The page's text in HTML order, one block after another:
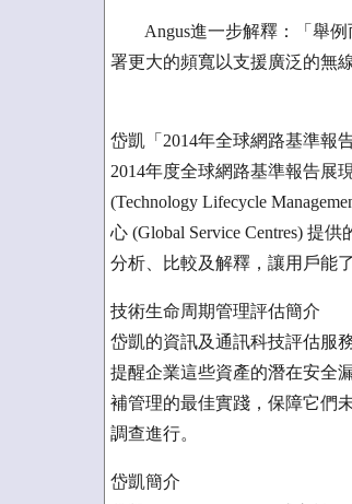
Angus進一步解釋：「舉例
署更大的頻寬以支援廣泛的無
岱凱「2014年全球網路基準報
2014年度全球網路基準報告展
(Technology Lifecycle
心 (Global Service Centres) 提
分析、比較及解釋，讓用戶能
技術生命周期管理評估簡介
岱凱的資訊及通訊科技評估服
提醒企業這些資產的潛在安全
補管理的最佳實踐，保障它們
調查進行。
岱凱簡介